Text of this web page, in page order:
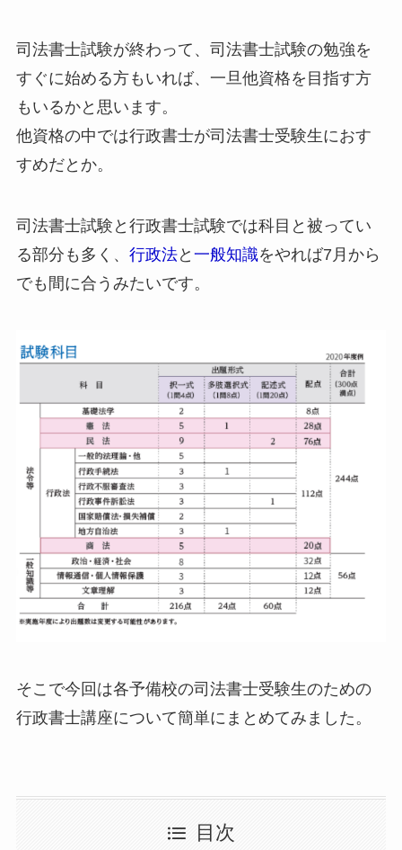
司法書士試験が終わって、司法書士試験の勉強を
すぐに始める方もいれば、一旦他資格を目指す方
もいるかと思います。
他資格の中では行政書士が司法書士受験生におす
すめだとか。
司法書士試験と行政書士試験では科目と被ってい
る部分も多く、 行政法と 一般知識をやれば7月から
でも間に合うみたいです。
そこで今回は各予備校の司法書士受験生のための
行政書士講座について簡単にまとめてみました。
目次